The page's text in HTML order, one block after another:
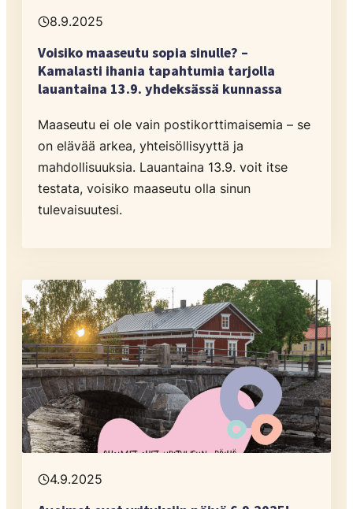
8.9.2025
Voisiko maaseutu sopia sinulle? –
Kamalasti ihania tapahtumia tarjolla
lauantaina 13.9. yhdeksässä kunnassa
Maaseutu ei ole vain postikorttimaisemia – se
on elävää arkea, yhteisöllisyyttä ja
mahdollisuuksia. Lauantaina 13.9. voit itse
testata, voisiko maaseutu olla sinun
tulevaisuutesi.
4.9.2025